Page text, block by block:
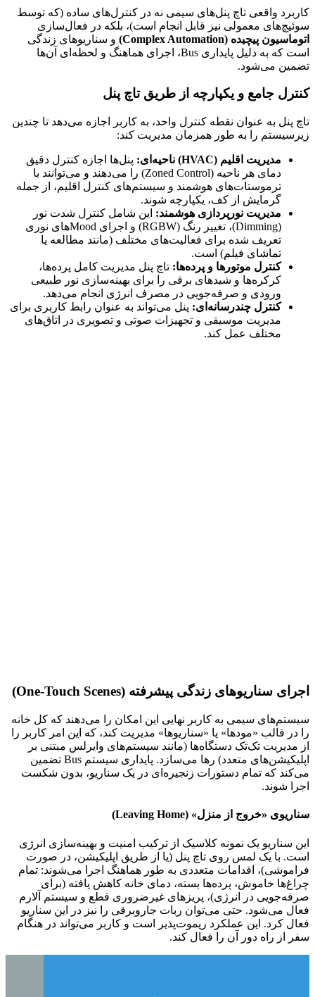
کاربرد واقعی تاچ پنل‌های سیمی نه در کنترل‌های ساده (که توسط
سوئیچ‌های معمولی نیز قابل انجام است)، بلکه در فعال‌سازی
اتوماسیون پیچیده (Complex Automation)
و سناریوهای زندگی
است که به دلیل پایداری Bus، اجرای هماهنگ و لحظه‌ای آن‌ها
تضمین می‌شود.
کنترل جامع و یکپارچه از طریق تاچ پنل
تاچ پنل به عنوان نقطه کنترل واحد، به کاربر اجازه می‌دهد تا چندین
زیرسیستم را به طور همزمان مدیریت کند:
مدیریت اقلیم (HVAC) ناحیه‌ای:
پنل‌ها اجازه کنترل دقیق
دمای هر ناحیه (Zoned Control) را می‌دهند و می‌توانند با
ترموستات‌های هوشمند و سیستم‌های کنترل اقلیم، از جمله
گرمایش از کف، یکپارچه شوند.
مدیریت نورپردازی هوشمند: این شامل کنترل شدت نور
(Dimming)، تغییر رنگ (RGBW) و اجرای Moodهای نوری
تعریف شده برای فعالیت‌های مختلف (مانند مطالعه یا
تماشای فیلم) است.
کنترل موتورها و پرده‌ها: تاچ پنل مدیریت کامل پرده‌ها،
کرکره‌ها و شیدهای برقی را برای بهینه‌سازی نور طبیعی
ورودی و صرفه‌جویی در مصرف انرژی انجام می‌دهد.
کنترل چندرسانه‌ای: پنل می‌تواند به عنوان رابط کاربری برای
مدیریت موسیقی و تجهیزات صوتی و تصویری در اتاق‌های
مختلف عمل کند.
اجرای سناریوهای زندگی پیشرفته (One-Touch Scenes)
سیستم‌های سیمی به کاربر نهایی این امکان را می‌دهند که کل خانه
را در قالب «مودها» یا «سناریوها» مدیریت کند، که این امر کاربر را
از مدیریت تک‌تک دستگاه‌ها (مانند سیستم‌های وایرلس مبتنی بر
اپلیکیشن‌های متعدد) رها می‌سازد. پایداری سیستم Bus تضمین
می‌کند که تمام دستورات زنجیره‌ای در یک سناریو، بدون شکست
اجرا شوند.
سناریوی «خروج از منزل» (Leaving Home)
این سناریو یک نمونه کلاسیک از ترکیب امنیت و بهینه‌سازی انرژی
است. با یک لمس روی تاچ پنل (یا از طریق اپلیکیشن، در صورت
فراموشی)، اقدامات متعددی به طور هماهنگ اجرا می‌شوند: تمام
چراغ‌ها خاموش، پرده‌ها بسته، دمای خانه کاهش یافته (برای
صرفه‌جویی در انرژی)، پریزهای غیرضروری قطع و سیستم آلارم
فعال می‌شود. حتی می‌توان ربات جاروبرقی را نیز در این سناریو
فعال کرد. این عملکرد ریموت‌پذیر است و کاربر می‌تواند در هنگام
سفر از راه دور آن را فعال کند.